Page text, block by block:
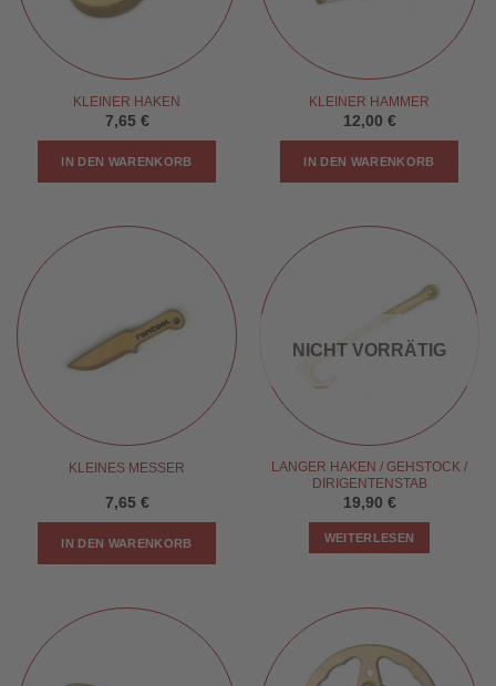
KLEINER HAKEN
7,65 €
IN DEN WARENKORB
KLEINER HAMMER
12,00 €
IN DEN WARENKORB
KLEINES MESSER
7,65 €
IN DEN WARENKORB
NICHT VORRÄTIG
LANGER HAKEN / GEHSTOCK /
DIRIGENTENSTAB
19,90 €
WEITERLESEN